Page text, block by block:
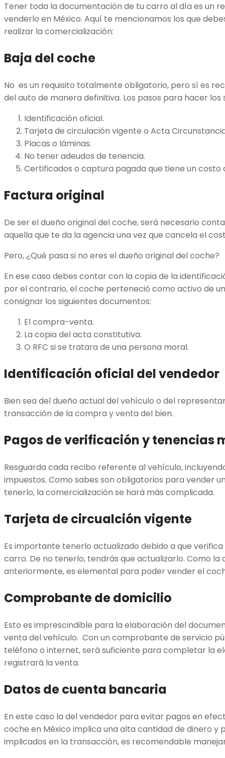
Tener toda la documentación de tu carro al día es un
venderlo en México. Aquí te mencionamos los que
realizar la comercialización:
Baja del coche
No es un requisito totalmente obligatorio, pero sí es
del auto de manera definitiva. Los pasos para hacer los
Identificación oficial.
Tarjeta de circulación vigente o Acta
Placas o láminas.
No tener adeudos de tenencia.
Certificados o captura pagada que tiene un costo
Factura original
De ser el dueño original del coche, será necesario
aquella que te da la agencia una vez que cancela el
Pero, ¿Qué pasa si no eres el dueño original del coche?
En ese caso debes contar con la copia de la
por el contrario, el coche perteneció como activo de
consignar los siguientes documentos:
El compra-venta.
La copia del acta constitutiva.
O RFC si se tratara de una persona moral.
Identificación oficial del vendedor
Bien sea del dueño actual del vehículo o del
transacción de la compra y venta del bien.
Pagos de verificación y tenencias
Resguarda cada recibo referente al vehículo,
impuestos. Como sabes son obligatorios para vender
tenerlo, la comercialización se hará más complicada.
Tarjeta de circualción vigente
Es importante tenerlo actualizado debido a que
carro. De no tenerlo, tendrás que actualizarlo. Como
anteriormente, es elemental para poder vender el
Comprobante de domicilio
Esto es imprescindible para la elaboración del
venta del vehículo. Con un comprobante de servicio
teléfono o internet, será suficiente para completar la
registrará la venta.
Datos de cuenta bancaria
En este caso la del vendedor para evitar pagos en
coche en México implica una alta cantidad de dinero y
implicados en la transacción, es recomendable